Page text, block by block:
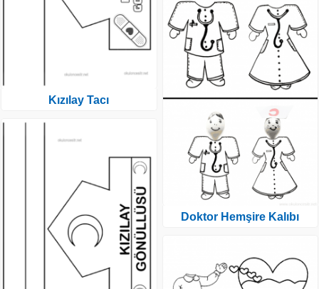
Kızılay Tacı
Doktor Hemşire Kalıbı